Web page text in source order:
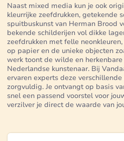
Naast mixed media kun je ook
kleurrijke zeefdrukken, getekende
spuitbuskunst van Herman Brood
bekende schilderijen vol dikke
zeefdrukken met felle
op papier en de unieke objecten
werk toont de wilde en
Nederlandse kunstenaar. Bij
ervaren experts deze
zorgvuldig. Je ontvangt op basis
snel een passend voorstel voor
verzilver je direct de waarde van